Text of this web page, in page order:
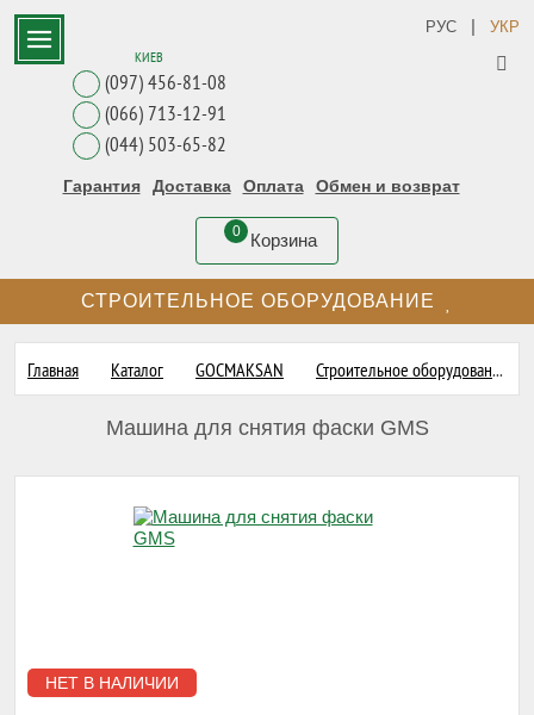
КИЕВ
(097) 456-81-08
(066) 713-12-91
(044) 503-65-82
Гарантия Доставка Оплата Обмен и возврат
0 Корзина
РУС | УКР
СТРОИТЕЛЬНОЕ ОБОРУДОВАНИЕ
Главная Каталог GOCMAKSAN Строительное оборудование GOCMAKSAN
Машина для снятия фаски GMS
НЕТ В НАЛИЧИИ